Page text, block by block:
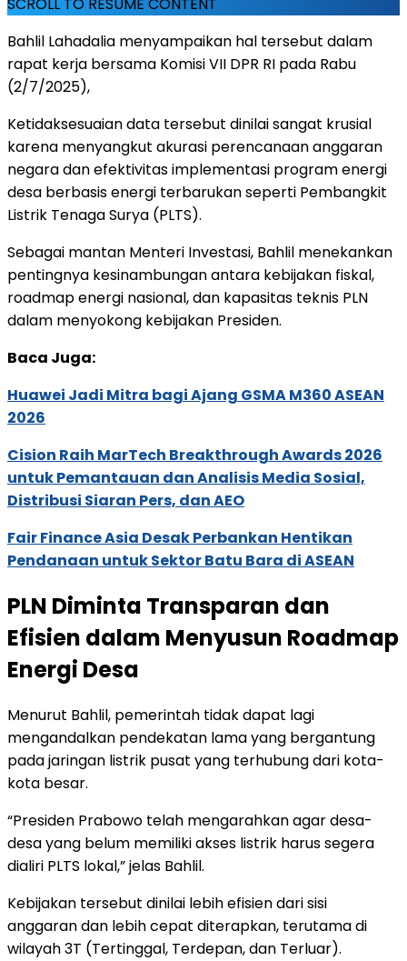
SCROLL TO RESUME CONTENT
Bahlil Lahadalia menyampaikan hal tersebut dalam
rapat kerja bersama Komisi VII DPR RI pada Rabu
(2/7/2025),
Ketidaksesuaian data tersebut dinilai sangat krusial
karena menyangkut akurasi perencanaan anggaran
negara dan efektivitas implementasi program energi
desa berbasis energi terbarukan seperti Pembangkit
Listrik Tenaga Surya (PLTS).
Sebagai mantan Menteri Investasi, Bahlil menekankan
pentingnya kesinambungan antara kebijakan fiskal,
roadmap energi nasional, dan kapasitas teknis PLN
dalam menyokong kebijakan Presiden.
Baca Juga:
Huawei Jadi Mitra bagi Ajang GSMA M360 ASEAN
2026
Cision Raih MarTech Breakthrough Awards 2026
untuk Pemantauan dan Analisis Media Sosial,
Distribusi Siaran Pers, dan AEO
Fair Finance Asia Desak Perbankan Hentikan
Pendanaan untuk Sektor Batu Bara di ASEAN
PLN Diminta Transparan dan
Efisien dalam Menyusun Roadmap
Energi Desa
Menurut Bahlil, pemerintah tidak dapat lagi
mengandalkan pendekatan lama yang bergantung
pada jaringan listrik pusat yang terhubung dari kota-
kota besar.
“Presiden Prabowo telah mengarahkan agar desa-
desa yang belum memiliki akses listrik harus segera
dialiri PLTS lokal,” jelas Bahlil.
Kebijakan tersebut dinilai lebih efisien dari sisi
anggaran dan lebih cepat diterapkan, terutama di
wilayah 3T (Tertinggal, Terdepan, dan Terluar).